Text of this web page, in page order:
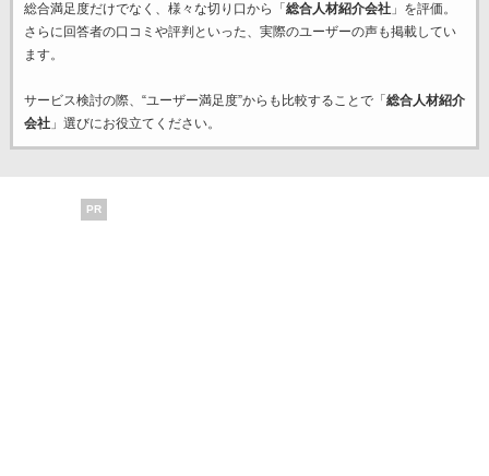
総合満足度だけでなく、様々な切り口から「 総合人材紹介会社」を評価。
さらに回答者の口コミや評判といった、実際のユーザーの声も掲載してい
ます。
サービス検討の際、“ユーザー満足度”からも比較することで「 総合人材紹介
会社」選びにお役立てください。
PR